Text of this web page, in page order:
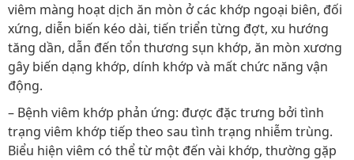
viêm màng hoạt dịch ăn mòn ở các khớp ngoại biên, đối
xứng, diễn biến kéo dài, tiến triển từng đợt, xu hướng
tăng dần, dẫn đến tổn thương sụn khớp, ăn mòn xương
gây biến dạng khớp, dính khớp và mất chức năng vận
động.
– Bệnh viêm khớp phản ứng: được đặc trưng bởi tình
trạng viêm khớp tiếp theo sau tình trạng nhiễm trùng.
Biểu hiện viêm có thể từ một đến vài khớp, thường gặp